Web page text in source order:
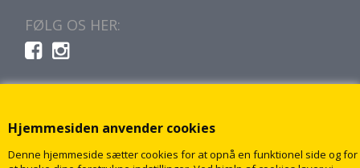
Hjemmesiden anvender cookies
Denne hjemmeside sætter cookies for at opnå en funktionel side og for
FØLG OS HER: